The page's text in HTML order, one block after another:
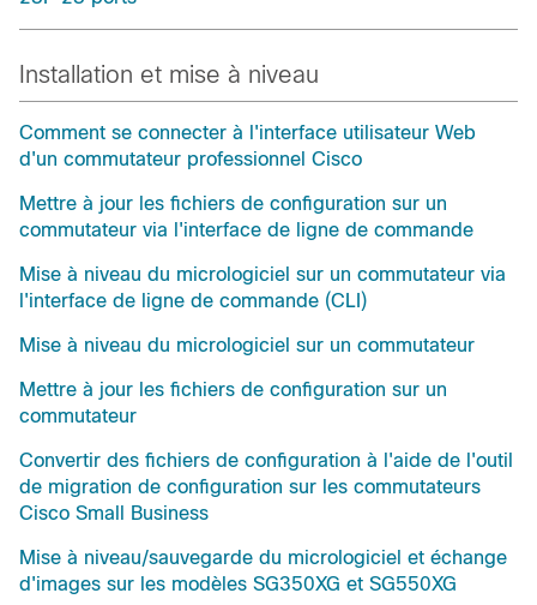
Installation et mise à niveau
Comment se connecter à l'interface utilisateur Web
d'un commutateur professionnel Cisco
Mettre à jour les fichiers de configuration sur un
commutateur via l'interface de ligne de commande
Mise à niveau du micrologiciel sur un commutateur via
l'interface de ligne de commande (CLI)
Mise à niveau du micrologiciel sur un commutateur
Mettre à jour les fichiers de configuration sur un
commutateur
Convertir des fichiers de configuration à l'aide de l'outil
de migration de configuration sur les commutateurs
Cisco Small Business
Mise à niveau/sauvegarde du micrologiciel et échange
d'images sur les modèles SG350XG et SG550XG